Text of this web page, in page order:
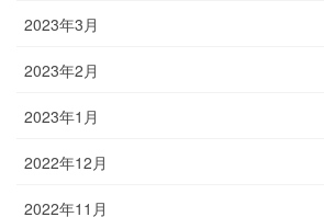
2023年3月
2023年2月
2023年1月
2022年12月
2022年11月